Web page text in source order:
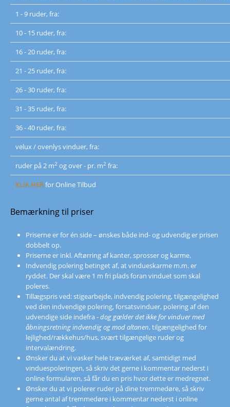
1 - 9 ruder, fra:
10 - 15 ruder, fra:
16 - 20 ruder, fra:
21 - 25 ruder, fra:
26 - 30 ruder, fra:
31 - 35 ruder, fra:
36 - 40 ruder, fra:
velux / ovenlys vinduer, fra:
ruder på 2 m2 og over - pr. m2 fra:
KLIK HERfor Online Tilbud
Bemærkning til priser
Priserne er for én side – ønskes både ind- og udvendig er prisen
dobbelt op.
Priserne er inkl. Aftørring af kanter, sprosser og karme.
Indvendig polering betinget af, at vindueskarme m.m. er
ryddet. Der skal være 1 m fri plads foran vinduet som skal
poleres.
Tillægspris ved: stigearbejde, indvendig polering, tilgængelighed
ved den indvendige polering, forsatsvinduer, polering af den
udvendige side indefra -dog gælder det ikke for vinduer med
åbningsretning indvendig og mod altanen, tilgængelighed for
lejlighed/rækkehus/hus, svært tilgængelige ruder og
intervalændring.
Ønsker du at vi vasker hele træværket af, samtidigt med
vinduespoleringen, så skriv det gerne i kommentar nederst i
online formularen, så får du en pris hvor dette er medregnet.
Ønsker du at vi polerer ruder på dine tremmedøre, så skriv
gerne antal af tremmedøre i kommentar nederst i online